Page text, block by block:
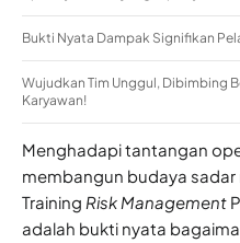
Bukti Nyata Dampak Signifikan
Wujudkan Tim Unggul, Dibimbing
Karyawan!
Menghadapi tantangan
membangun budaya sadar
Training Risk Management
adalah bukti nyata